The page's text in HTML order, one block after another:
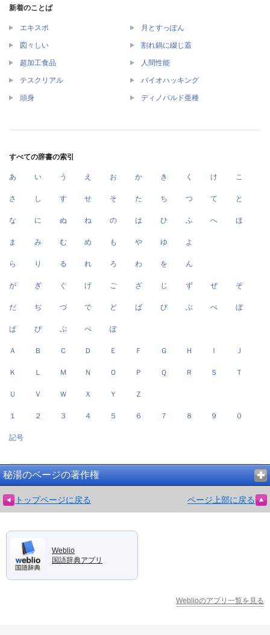
新着のことば
エキスポ 月とすっぽん
図々しい 割れ鍋に綴じ蓋
超加工食品 人間性能
テスクリアル バイオハッキング
頭身 ディノバルド亜種
すべての辞書の索引
あ い う え お か き く け こ
さ し す せ そ た ち つ て と
な に ぬ ね の は ひ ふ へ ほ
ま み む め も や ゆ よ
ら り る れ ろ わ を ん
が ぎ ぐ げ ご ざ じ ず ぜ ぞ
だ ぢ づ で ど ば び ぶ べ ぼ
ぱ ぴ ぷ ぺ ぽ
Ａ Ｂ Ｃ Ｄ Ｅ Ｆ Ｇ Ｈ Ｉ Ｊ
Ｋ Ｌ Ｍ Ｎ Ｏ Ｐ Ｑ Ｒ Ｓ Ｔ
Ｕ Ｖ Ｗ Ｘ Ｙ Ｚ
１ ２ ３ ４ ５ ６ ７ ８ ９ ０
記号
秘湯のページの著作権
トップページに戻る ページ上部に戻る
Weblio
国語辞典アプリ
Weblioのアプリ一覧を見る